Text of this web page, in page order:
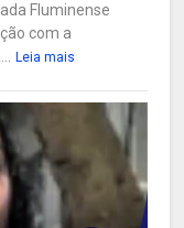
Fluminense
com a
Leia mais